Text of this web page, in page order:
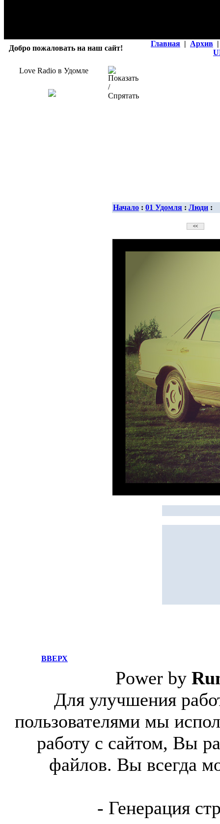
Добро пожаловать на наш сайт!
Главная | Архив |
Love Radio в Удомле
Начало : 01 Удомля : Люди :
ВВЕРХ
Power by
Для улучшения
пользователями мы
работу с сайтом, Вы
файлов. Вы всегда
- Генерация